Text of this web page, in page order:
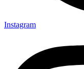
Instagram